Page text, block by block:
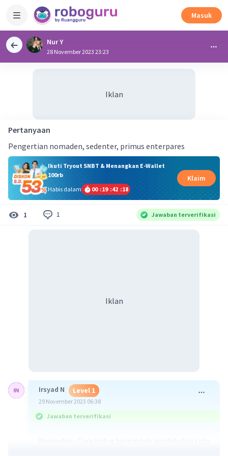
Masuk
Nur Y
28 November 2023 23:23
Iklan
Pertanyaan
Pengertian nomaden, sedenter, primus enterpares
Ikuti Tryout SNBT & Menangkan E-Wallet
100rb
Habis dalam
00 :19 :42 :18
Klaim
1 1 Jawaban terverifikasi
Iklan
Irsyad N Level 1
29 November 2023 06:38
Jawaban terverifikasi